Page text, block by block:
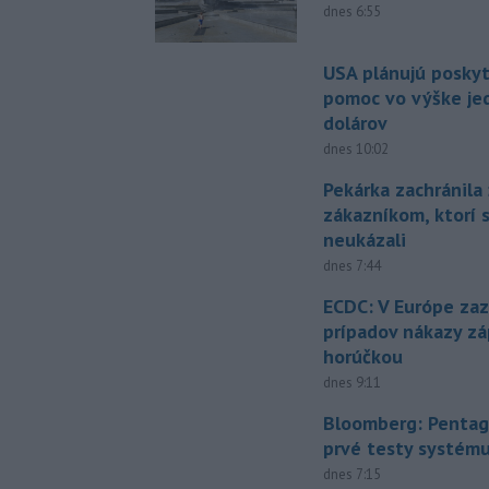
dnes 6:55
USA plánujú
pomoc vo výške
dolárov
dnes 10:02
Pekárka
zákazníkom, ktorí
neukázali
dnes 7:44
ECDC: V Európe
prípadov nákazy
horúčkou
dnes 9:11
Bloomberg:
prvé testy
dnes 7:15